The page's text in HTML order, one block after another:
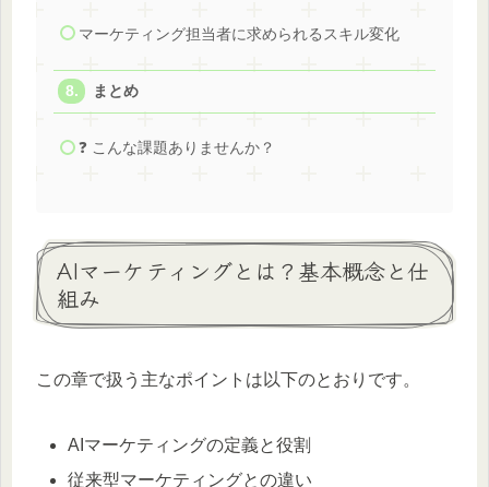
マーケティング担当者に求められるスキル変化
まとめ
❓ こんな課題ありませんか？
AIマーケティングとは？基本概念と仕
組み
この章で扱う主なポイントは以下のとおりです。
AIマーケティングの定義と役割
従来型マーケティングとの違い